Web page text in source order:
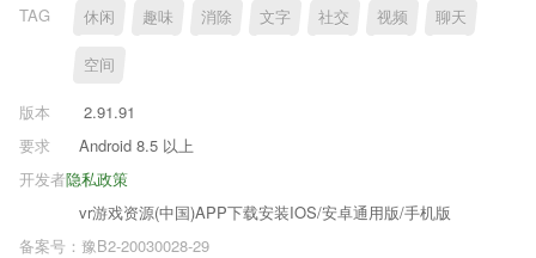
TAG 休闲 趣味 消除 文字 社交 视频 聊天
空间
版本
2.91.91
要求
Android 8.5 以上
隐私政策
开发者
vr游戏资源(中国)APP下载安装IOS/安卓通用版/手机版
备案号：豫B2-20030028-29